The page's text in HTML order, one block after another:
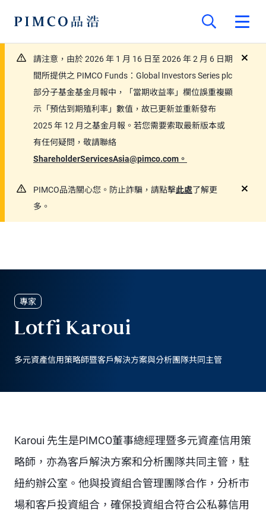
請注意，由於 2026 年 1 月 16 日至 2026 年 2 月 6 日期
間所提供之 PIMCO Funds：Global Investors Series plc
部分子基金基金月報中，「當期收益率」欄位誤重複顯
示「預估到期殖利率」數值，故已更新並重新發布
2025 年 12 月之基金月報。若您需要索取最新版本或
有任何疑問，敬請聯絡
ShareholderServicesAsia@pimco.com。
PIMCO品浩關心您。防止詐騙，請點擊此處了解更
多。
專家
Lotfi Karoui
多元資產信用策略師暨客戶解決方案與分析團隊共同主管
Karoui 先生是PIMCO董事總經理暨多元資產信用策
略師，亦為客戶解決方案和分析團隊共同主管，駐
紐約辦公室。他與投資組合管理團隊合作，分析市
場和客戶投資組合，確保投資組合符合公私募信用